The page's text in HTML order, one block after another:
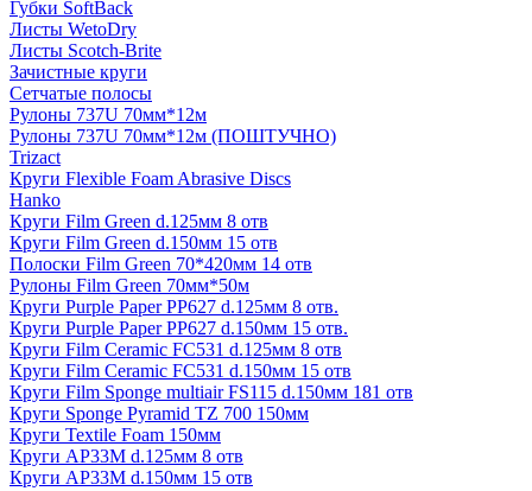
Губки SoftBack
Листы WetoDry
Листы Scotch-Brite
Зачистные круги
Сетчатые полосы
Рулоны 737U 70мм*12м
Рулоны 737U 70мм*12м (ПОШТУЧНО)
Trizact
Круги Flexible Foam Abrasive Discs
Hanko
Круги Film Green d.125мм 8 отв
Круги Film Green d.150мм 15 отв
Полоски Film Green 70*420мм 14 отв
Рулоны Film Green 70мм*50м
Круги Purple Paper PP627 d.125мм 8 отв.
Круги Purple Paper PP627 d.150мм 15 отв.
Круги Film Ceramic FC531 d.125мм 8 отв
Круги Film Ceramic FC531 d.150мм 15 отв
Круги Film Sponge multiair FS115 d.150мм 181 отв
Круги Sponge Pyramid TZ 700 150мм
Круги Textile Foam 150мм
Круги AP33M d.125мм 8 отв
Круги AP33M d.150мм 15 отв